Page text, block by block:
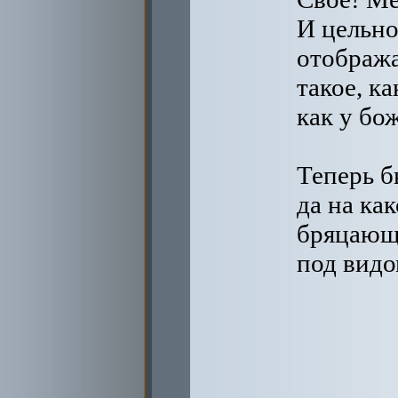
И
такое,
как у
Теперь
да на
под